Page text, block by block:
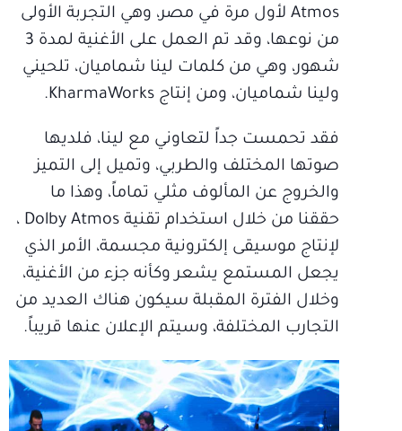
Atmos لأول مرة في مصر، وهي التجربة الأولى
من نوعها، وقد تم العمل على الأغنية لمدة 3
شهور، وهي من كلمات لينا شماميان، تلحيني
ولينا شماميان، ومن إنتاج KharmaWorks.
فقد تحمست جداً لتعاوني مع لينا، فلديها
صوتها المختلف والطربي، وتميل إلى التميز
والخروج عن المألوف مثلي تماماً، وهذا ما
حققنا من خلال استخدام تقنية Dolby Atmos ،
لإنتاج موسيقى إلكترونية مجسمة، الأمر الذي
يجعل المستمع يشعر وكأنه جزء من الأغنية،
وخلال الفترة المقبلة سيكون هناك العديد من
التجارب المختلفة، وسيتم الإعلان عنها قريباً.